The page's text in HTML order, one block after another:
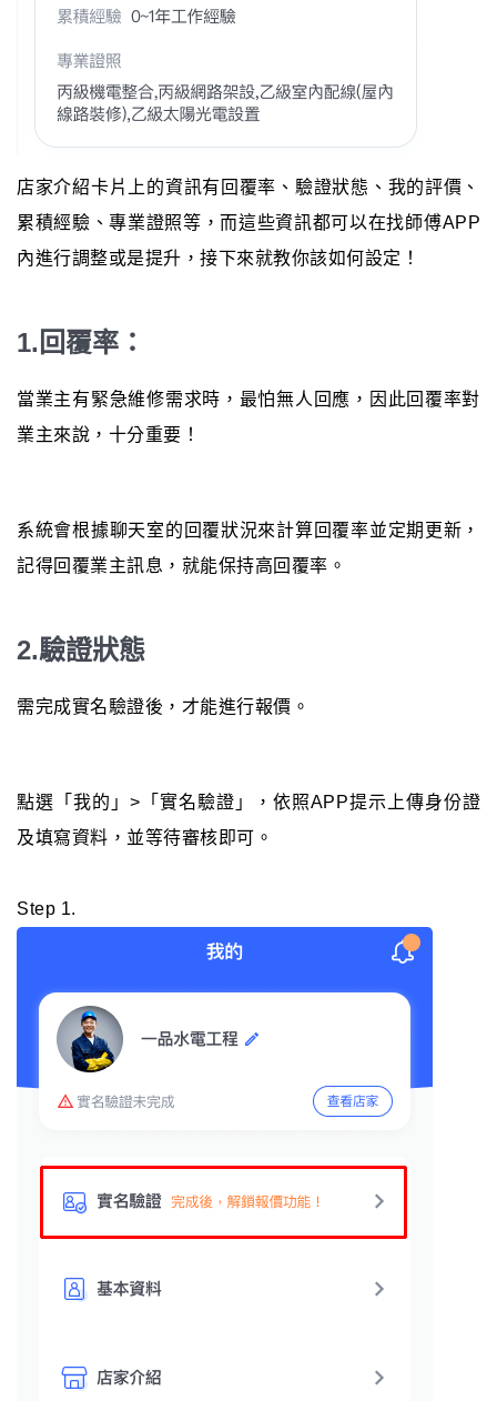
店家介紹卡片上的資訊有回覆率、驗證狀態、我的評價、
累積經驗、專業證照等，而這些資訊都可以在找師傅APP
內進行調整或是提升，接下來就教你該如何設定！
1.回覆率：
當業主有緊急維修需求時，最怕無人回應，因此回覆率對
業主來說，十分重要！
系統會根據聊天室的回覆狀況來計算回覆率並定期更新，
記得回覆業主訊息，就能保持高回覆率。
2.驗證狀態
需完成實名驗證後，才能進行報價。
點選「我的」>「實名驗證」，依照APP提示上傳身份證
及填寫資料，並等待審核即可。
Step 1.